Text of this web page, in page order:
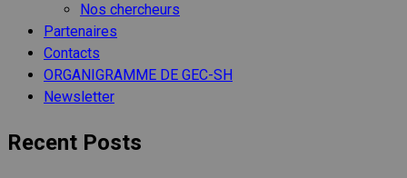
Nos chercheurs
Partenaires
Contacts
ORGANIGRAMME DE GEC-SH
Newsletter
Recent Posts